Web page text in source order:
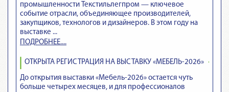
промышленности Текстильлегпром — ключевое
событие отрасли, объединяющее производителей,
закупщиков, технологов и дизайнеров. В этом году на
выставке ...
ПОДРОБНЕЕ....
ОТКРЫТА РЕГИСТРАЦИЯ НА ВЫСТАВКУ «МЕБЕЛЬ-2026»
До открытия выставки «Мебель-2026» остается чуть
больше четырех месяцев, и для профессионалов